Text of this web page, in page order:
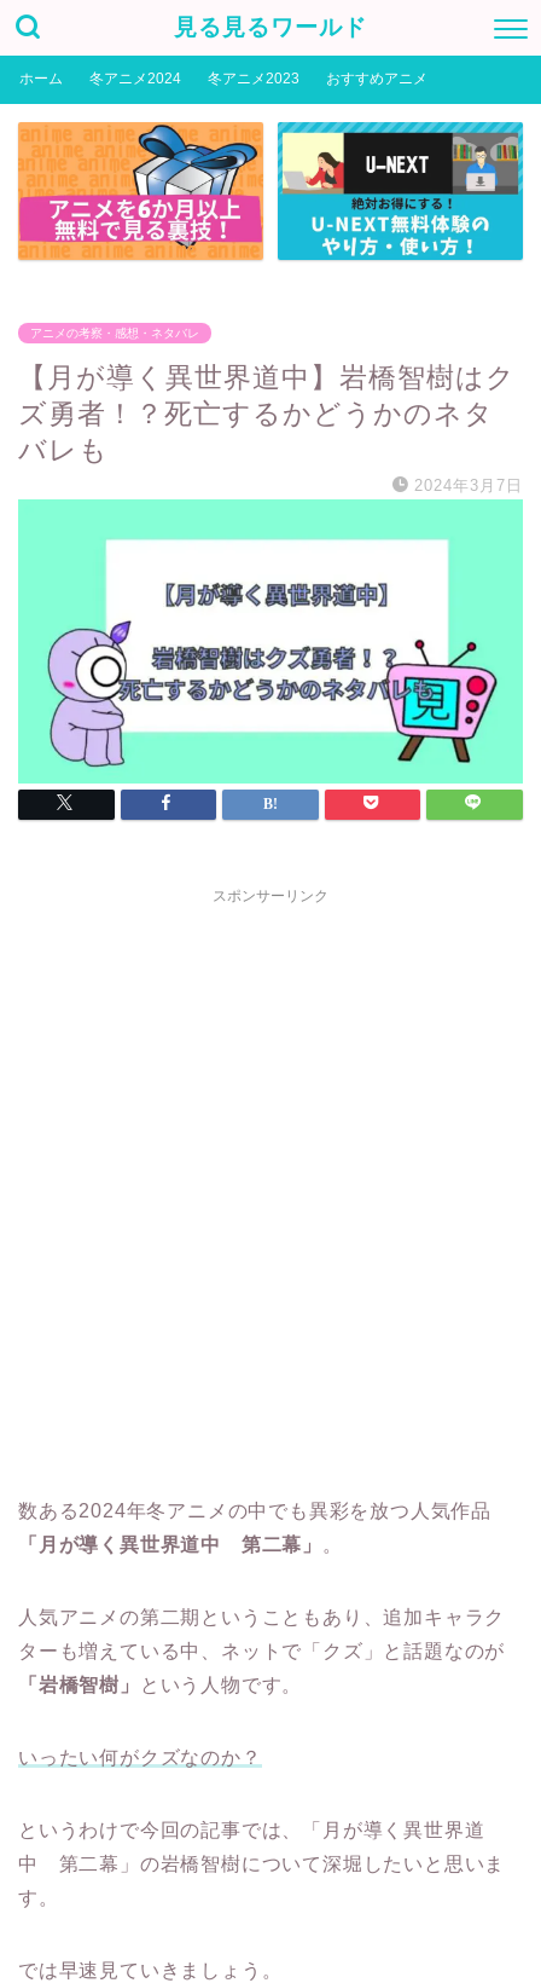
見る見るワールド
ホーム 冬アニメ2024 冬アニメ2023 おすすめアニメ
アニメの考察・感想・ネタバレ
【月が導く異世界道中】岩橋智樹はク
ズ勇者！？死亡するかどうかのネタ
バレも
2024年3月7日
スポンサーリンク
数ある2024年冬アニメの中でも異彩を放つ人気作品
「月が導く異世界道中 第二幕」
。
人気アニメの第二期ということもあり、追加キャラク
ターも増えている中、ネットで「クズ」と話題なのが
「岩橋智樹」
という人物です。
いったい何がクズなのか？
というわけで今回の記事では、「月が導く異世界道
中 第二幕」の岩橋智樹について深堀したいと思いま
す。
では早速見ていきましょう。